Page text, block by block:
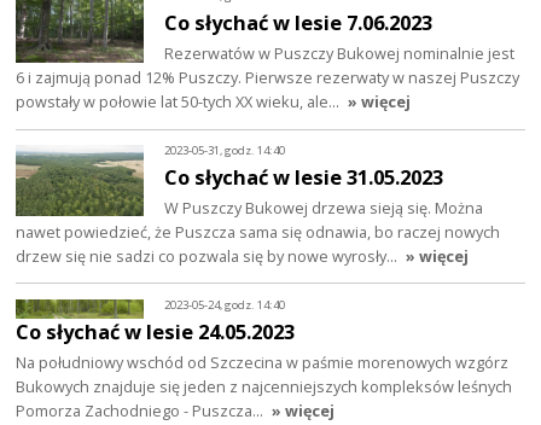
Co słychać w lesie 7.06.2023
Rezerwatów w Puszczy Bukowej nominalnie jest
6 i zajmują ponad 12% Puszczy. Pierwsze rezerwaty w naszej Puszczy
powstały w połowie lat 50-tych XX wieku, ale… » więcej
2023-05-31, godz. 14:40
Co słychać w lesie 31.05.2023
W Puszczy Bukowej drzewa sieją się. Można
nawet powiedzieć, że Puszcza sama się odnawia, bo raczej nowych
drzew się nie sadzi co pozwala się by nowe wyrosły… » więcej
2023-05-24, godz. 14:40
Co słychać w lesie 24.05.2023
Na południowy wschód od Szczecina w paśmie morenowych wzgórz
Bukowych znajduje się jeden z najcenniejszych kompleksów leśnych
Pomorza Zachodniego - Puszcza… » więcej